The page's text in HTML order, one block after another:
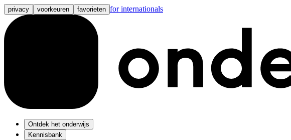
privacy voorkeuren favorieten for internationals
Ontdek het onderwijs
Kennisbank